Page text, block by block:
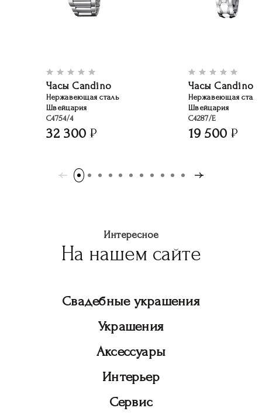
Часы Candino
Нержавеющая сталь
Швейцария
C4754/4
32 300
Часы Candino
Нержавеющая сталь
Швейцария
C4287/E
19 500
Интересное
На нашем сайте
Свадебные украшения
Украшения
Аксессуары
Интерьер
Сервис